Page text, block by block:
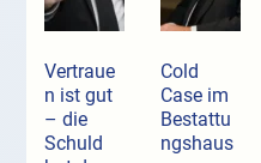
Vertraue
n ist gut
– die
Schuld
Cold
Case im
Bestattu
ngshaus